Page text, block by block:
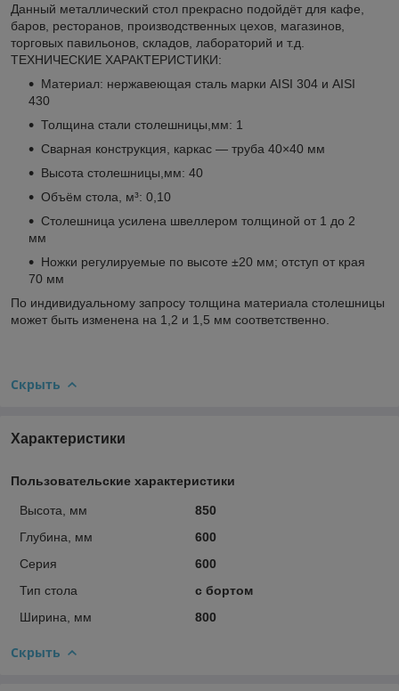
Данный металлический стол прекрасно подойдёт для кафе,
баров, ресторанов, производственных цехов, магазинов,
торговых павильонов, складов, лабораторий и т.д.
ТЕХНИЧЕСКИЕ ХАРАКТЕРИСТИКИ:
Материал: нержавеющая сталь марки AISI 304 и AISI
430
Толщина стали столешницы,мм: 1
Сварная конструкция, каркас — труба 40×40 мм
Высота столешницы,мм: 40
Объём стола, м³: 0,10
Столешница усилена швеллером толщиной от 1 до 2
мм
Ножки регулируемые по высоте ±20 мм; отступ от края
70 мм
По индивидуальному запросу толщина материала столешницы
может быть изменена на 1,2 и 1,5 мм соответственно.
Скрыть
Характеристики
Пользовательские характеристики
Высота, мм
850
Глубина, мм
600
Серия
600
Тип стола
с бортом
Ширина, мм
800
Скрыть